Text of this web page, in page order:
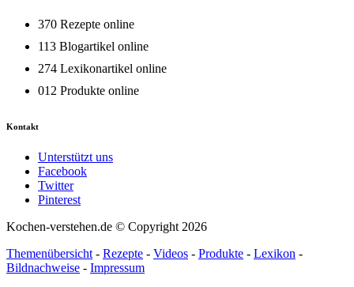
370 Rezepte online
113 Blogartikel online
274 Lexikonartikel online
012 Produkte online
Kontakt
Unterstützt uns
Facebook
Twitter
Pinterest
Kochen-verstehen.de © Copyright 2026
Themenübersicht- Rezepte - Videos - Produkte - Lexikon -
Bildnachweise - Impressum